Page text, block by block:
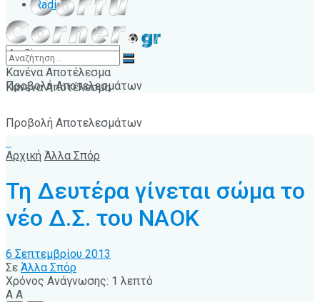
Radio
Κανένα Αποτέλεσμα
Προβολή Αποτελεσμάτων
Κανένα Αποτέλεσμα
Προβολή Αποτελεσμάτων
Αρχική Άλλα Σπόρ
Τη Δευτέρα γίνεται σώμα το
νέο Δ.Σ. του ΝΑΟΚ
6 Σεπτεμβρίου 2013
Σε Άλλα Σπόρ
Χρόνος Ανάγνωσης: 1 λεπτό
A A